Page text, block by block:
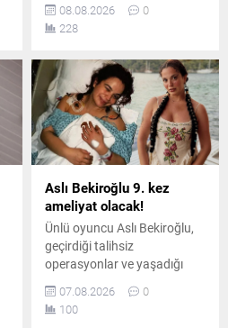
oyuncu, gerçek sanatın
rakamlarla ölçülemeyeceğini
önemli bir mesaj verdi ve
emeğin değerini özellikle de
vurguladı.
08.08.2026
0
228
Aslı Bekiroğlu 9. kez
ameliyat olacak!
Ünlü oyuncu Aslı Bekiroğlu,
geçirdiği talihsiz
operasyonlar ve yaşadığı
ciddi sağlık sorunlarının
ardından, sekiz ameliyatın
sonrasında dokuzuncu kez
07.08.2026
0
100